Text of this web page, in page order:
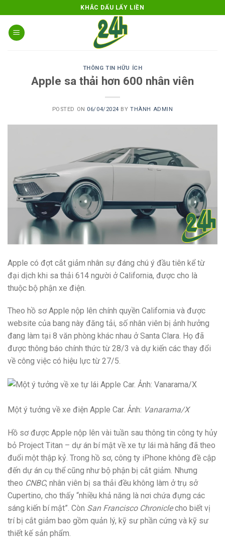
to
content
KHẮC DẤU LẤY LIỀN
THÔNG TIN HỮU ÍCH
Apple sa thải hơn 600 nhân viên
POSTED ON 06/04/2024 BYTHÀNH ADMIN
Apple có đợt cắt giảm nhân sự đáng chú ý đầu tiên kể từ
đại dịch khi sa thải 614 người ở California, được cho là
thuộc bộ phận xe điện.
Theo hồ sơ Apple nộp lên chính quyền California và được
website của bang này đăng tải, số nhân viên bị ảnh hưởng
đang làm tại 8 văn phòng khác nhau ở Santa Clara. Họ đã
được thông báo chính thức từ 28/3 và dự kiến các thay đổi
về công việc có hiệu lực từ 27/5.
Một ý tưởng về xe điện Apple Car. Ảnh: Vanarama/X
Hồ sơ được Apple nộp lên vài tuần sau thông tin công ty hủy
bỏ Project Titan – dự án bí mật về xe tự lái mà hãng đã theo
đuổi một thập kỷ. Trong hồ sơ, công ty iPhone không đề cập
đến dự án cụ thể cũng như bộ phận bị cắt giảm. Nhưng
theo CNBC, nhân viên bị sa thải đều không làm ở trụ sở
Cupertino, cho thấy “nhiều khả năng là nơi chứa đựng các
sáng kiến bí mật”. Còn San Francisco Chroniclecho biết vị
trí bị cắt giảm bao gồm quản lý, kỹ sư phần cứng và kỹ sư
thiết kế sản phẩm.